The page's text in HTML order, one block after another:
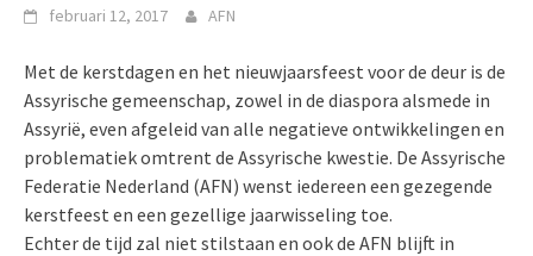
februari 12, 2017 AFN
Met de kerstdagen en het nieuwjaarsfeest voor de deur is de
Assyrische gemeenschap, zowel in de diaspora alsmede in
Assyrië, even afgeleid van alle negatieve ontwikkelingen en
problematiek omtrent de Assyrische kwestie. De Assyrische
Federatie Nederland (AFN) wenst iedereen een gezegende
kerstfeest en een gezellige jaarwisseling toe.
Echter de tijd zal niet stilstaan en ook de AFN blijft in